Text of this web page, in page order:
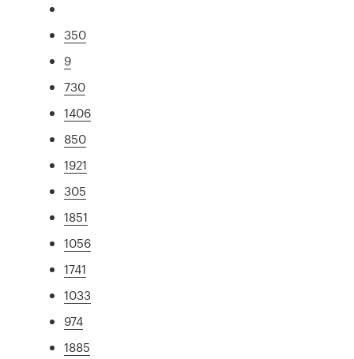
350
9
730
1406
850
1921
305
1851
1056
1741
1033
974
1885